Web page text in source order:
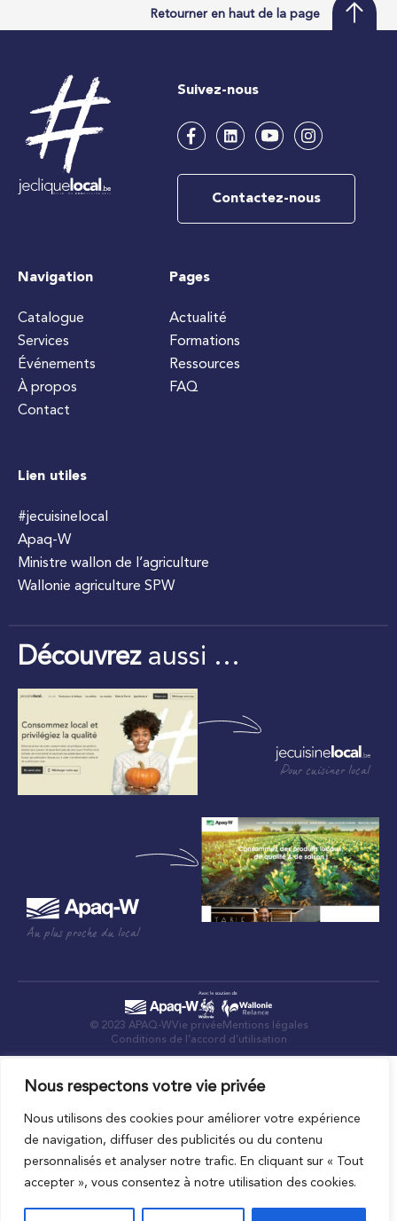
Nous respectons votre vie privée
Nous utilisons des cookies pour améliorer votre expérience
de navigation, diffuser des publicités ou du contenu
personnalisés et analyser notre trafic. En cliquant sur « Tout
accepter », vous consentez à notre utilisation des cookies.
Retourner en haut de la page
Suivez-nous
Contactez-nous
Navigation
Catalogue
Services
Événements
À propos
Contact
Pages
Actualité
Formations
Ressources
FAQ
Lien utiles
#jecuisinelocal
Apaq-W
Ministre wallon de l’agriculture
Wallonie agriculture SPW
Découvrezaussi …
Pour cuisiner local
Au plus proche du local
© 2023 APAQ-WVie privée Mentions légales
Conditions de l’accord d’utilisation